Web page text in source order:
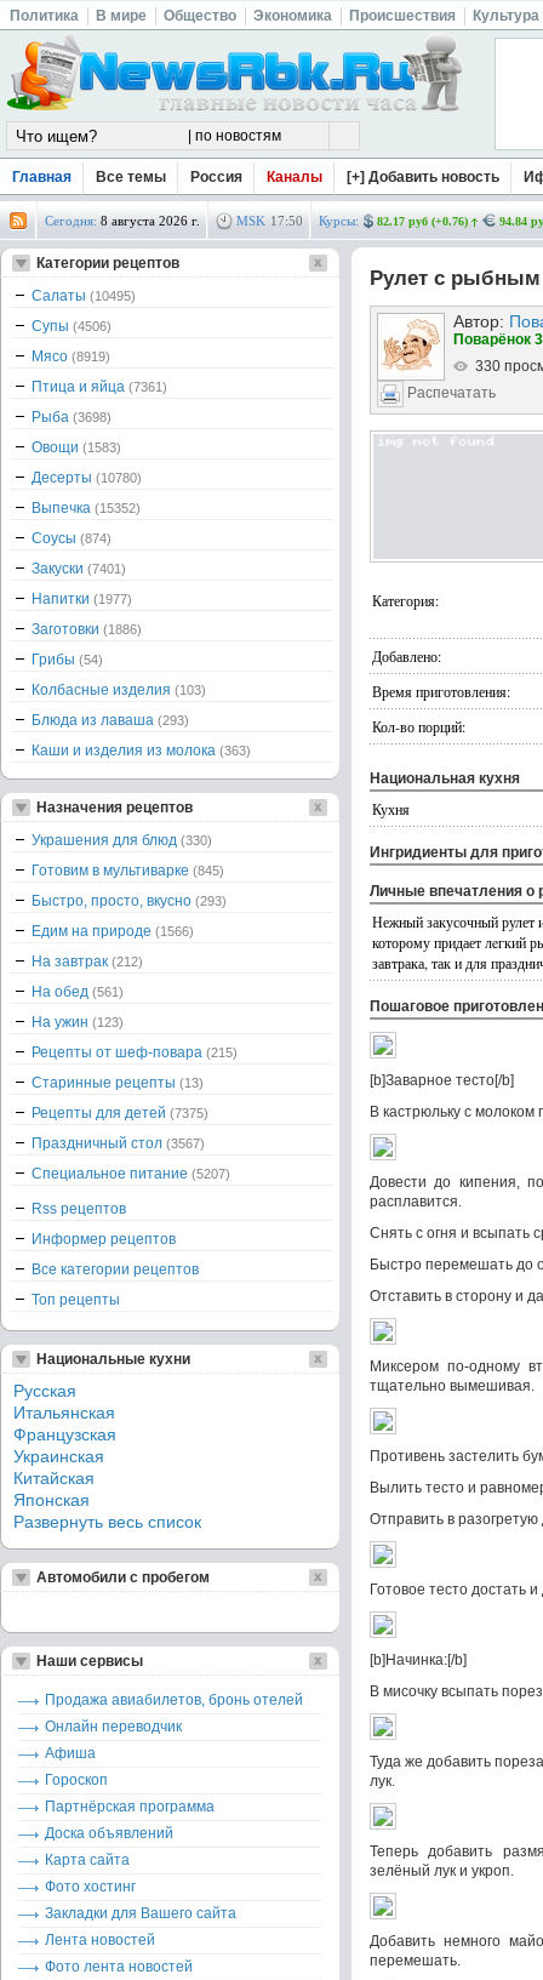
Политика В мире Общество Экономика Происшествия Культура
Главная Все темы Россия Каналы [+] Добавить новость
Сегодня: 8 августа 2026 г. MSK 17:50 Курсы: 82.17 руб (+0.76) 94.84
Рулет с рыбным
Автор:
Поварёнок
330
Распечатать
Категория:
Добавлено:
Время приготовления:
Кол-во порций:
Национальная кухня
Кухня
Ингридиенты для
Личные впечатления о
Нежный закусочный рулет
которому придает лeгкий
завтрака, так и для
Пошаговое
[b]Заварное тесто[/b]
В кастрюльку с молоком
Довести до кипения,
расплавится.
Снять с огня и всыпать
Быстро перемешать до
Отставить в сторону и
Миксером по-одному
тщательно вымешивая.
Противень застелить
Вылить тесто и
Отправить в разогретую
Готовое тесто достать
[b]Начинка:[/b]
В мисочку всыпать
Туда же добавить
лук.
Теперь добавить
зелёный лук и укроп.
Добавить немного
перемешать.
Категории рецептов
Салаты (10495)
Супы (4506)
Мясо (8919)
Птица и яйца (7361)
Рыба (3698)
Овощи (1583)
Десерты (10780)
Выпечка (15352)
Соусы (874)
Закуски (7401)
Напитки (1977)
Заготовки (1886)
Грибы (54)
Колбасные изделия (103)
Блюда из лаваша (293)
Каши и изделия из молока (363)
Назначения рецептов
Украшения для блюд (330)
Готовим в мультиварке (845)
Быстро, просто, вкусно (293)
Едим на природе (1566)
На завтрак (212)
На обед (561)
На ужин (123)
Рецепты от шеф-повара (215)
Старинные рецепты (13)
Рецепты для детей (7375)
Праздничный стол (3567)
Специальное питание (5207)
Rss рецептов
Информер рецептов
Все категории рецептов
Топ рецепты
Национальные кухни
Русская
Итальянская
Французская
Украинская
Китайская
Японская
Развернуть весь список
Автомобили с пробегом
Наши сервисы
Продажа авиабилетов, бронь отелей
Онлайн переводчик
Афиша
Гороскоп
Партнёрская программа
Доска объявлений
Карта сайта
Фото хостинг
Закладки для Вашего сайта
Лента новостей
Фото лента новостей